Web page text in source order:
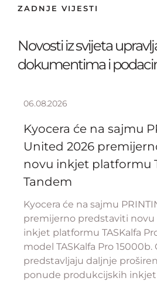
ZADNJE VIJESTI
Novosti iz svijeta
dokumentima i
06.08.2026
Kyocera će na sajmu
United 2026
novu inkjet platformu
Tandem
Kyocera će na sajmu
premijerno predstaviti
inkjet platformu TASKalfa
model TASKalfa Pro 15000b.
predstavljaju daljnje
ponude produkcijskih inkjet